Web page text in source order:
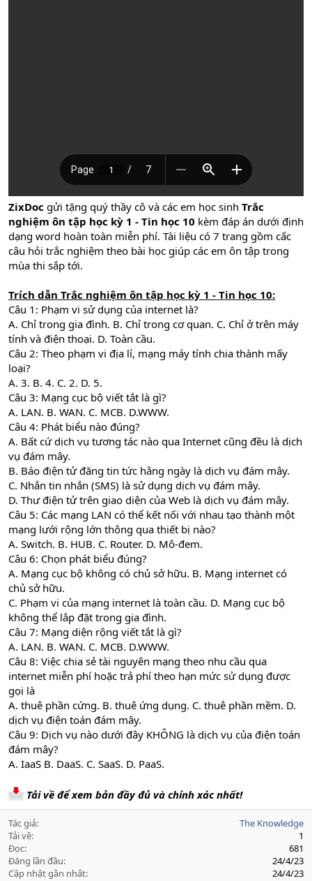
ZixDoc gửi tặng quý thầy cô và các em học sinh Trắc
nghiệm ôn tập học kỳ 1 - Tin học 10 kèm đáp án dưới định
dạng word hoàn toàn miễn phí. Tài liệu có 7 trang gồm cấc
câu hỏi trắc nghiệm theo bài học giúp các em ôn tập trong
mùa thi sắp tới.
Trích dẫn Trắc nghiệm ôn tập học kỳ 1 - Tin học 10:
Câu 1: Phạm vi sử dụng của internet là?
A. Chỉ trong gia đình. B. Chỉ trong cơ quan. C. Chỉ ở trên máy
tính và điện thoại. D. Toàn cầu.
Câu 2: Theo phạm vi địa lí, mạng máy tính chia thành mấy
loại?
A. 3. B. 4. C. 2. D. 5.
Câu 3: Mạng cục bộ viết tắt là gì?
A. LAN. B. WAN. C. MCB. D.WWW.
Câu 4: Phát biểu nào đúng?
A. Bất cứ dịch vụ tương tác nào qua Internet cũng đều là dịch
vụ đám mây.
B. Báo điện tử đăng tin tức hằng ngày là dịch vụ đám mây.
C. Nhắn tin nhắn (SMS) là sử dụng dịch vụ đám mây.
D. Thư điện tử trên giao diện của Web là dịch vụ đám mây.
Câu 5: Các mạng LAN có thể kết nối với nhau tạo thành một
mạng lưới rộng lớn thông qua thiết bị nào?
A. Switch. B. HUB. C. Router. D. Mô-đem.
Câu 6: Chọn phát biểu đúng?
A. Mạng cục bộ không có chủ sở hữu. B. Mạng internet có
chủ sở hữu.
C. Phạm vi của mạng internet là toàn cầu. D. Mạng cục bộ
không thể lắp đặt trong gia đình.
Câu 7: Mạng diện rộng viết tắt là gì?
A. LAN. B. WAN. C. MCB. D.WWW.
Câu 8: Việc chia sẻ tài nguyên mạng theo nhu cầu qua
internet miễn phí hoặc trả phí theo hạn mức sử dụng được
gọi là
A. thuê phần cứng. B. thuê ứng dụng. C. thuê phần mềm. D.
dịch vụ điện toán đám mây.
Câu 9: Dịch vụ nào dưới đây KHÔNG là dịch vụ của điện toán
đám mây?
A. IaaS B. DaaS. C. SaaS. D. PaaS.
Tải về để xem bản đầy đủ và chính xác nhất!
Tác giả
The Knowledge
Tải về
1
Đọc
681
Đăng lần đầu
24/4/23
Cập nhật gần nhất
24/4/23